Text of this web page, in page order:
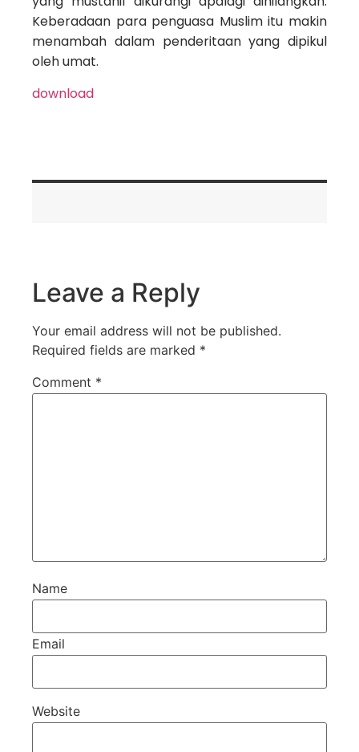
Keberadaan para penguasa Muslim itu makin
menambah dalam penderitaan yang dipikul
oleh umat.
download
Leave a Reply
Your email address will not be published.
Required fields are marked *
Comment *
Name
Email
Website